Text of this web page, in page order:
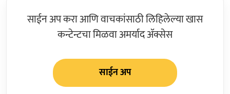
साईन अप करा आणि वाचकांसाठी लिहिलेल्या खास
कन्टेन्टचा मिळवा अमर्याद ॲक्सेस
साईन अप